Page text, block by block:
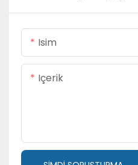
Isim
Içerik